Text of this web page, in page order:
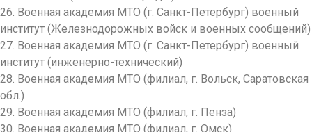
26. Военная академия МТО (г. Санкт-Петербург) военный
институт (Железнодорожных войск и военных сообщений)
27. Военная академия МТО (г. Санкт-Петербург) военный
институт (инженерно-технический)
28. Военная академия МТО (филиал, г. Вольск, Саратовская
обл.)
29. Военная академия МТО (филиал, г. Пенза)
30. Военная академия МТО (филиал, г. Омск)